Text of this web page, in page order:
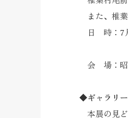
また、椎葉
日 時：7月
２部
会 場：昭和
◆ギャラリー
本展の見ど